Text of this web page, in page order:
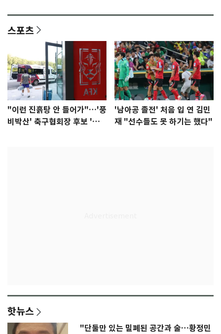
스포츠
"이런 진흙탕 안 들어가"…'풍
비박산' 축구협회장 후보 '실
'남아공 졸전' 처음 입 연 김민
재 "선수들도 못 하기는 했다"
핫뉴스
"단둘만 있는 밀폐된 공간과 술…황정민